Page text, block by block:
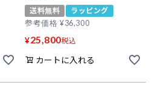
送料無料
ラッピング
参考価格 ¥36,300
¥25,800税込
カートに入れる